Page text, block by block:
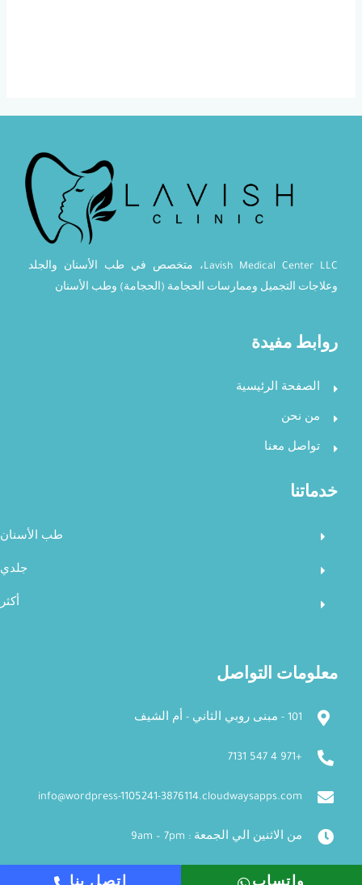
Lavish Medical Center LLC، متخصص في طب الأسنان والجلد
وعلاجات التجميل وممارسات الحجامة (الحجامة) وطب الأسنان
روابط مفيدة
الصفحة الرئيسية
من نحن
تواصل معنا
خدماتنا
طب الأسنان
جلدي
أكثر
معلومات التواصل
101 - مبنى روبي الثاني - أم الشيف
+971 4 547 7131
info@wordpress-1105241-3876114.cloudwaysapps.com
من الاثنين الي الجمعة : 9am – 7pm